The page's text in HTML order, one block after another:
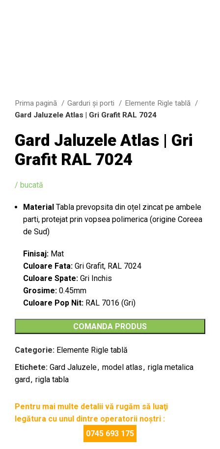
Prima pagină Garduri şi porti
Elemente Rigle tablă
Gard Jaluzele Atlas | Gri Grafit RAL 7024
Gard Jaluzele Atlas | Gri
Grafit RAL 7024
/ bucată
Material Tabla prevopsita din oțel zincat pe ambele
parti, protejat prin vopsea polimerica (origine Coreea
de Sud)
Finisaj: Mat
Culoare Fata: Gri Grafit, RAL 7024
Culoare Spate: Gri Inchis
Grosime: 0.45mm
Culoare Pop Nit: RAL 7016 (Gri)
COMANDA PRODUS
Categorie: Elemente Rigle tablă
Etichete: Gard Jaluzele, model atlas, rigla metalica
gard , rigla tabla
Pentru mai multe detalii vă rugăm să luaţi
legătura cu unul dintre operatorii noştri :
0745 693 175